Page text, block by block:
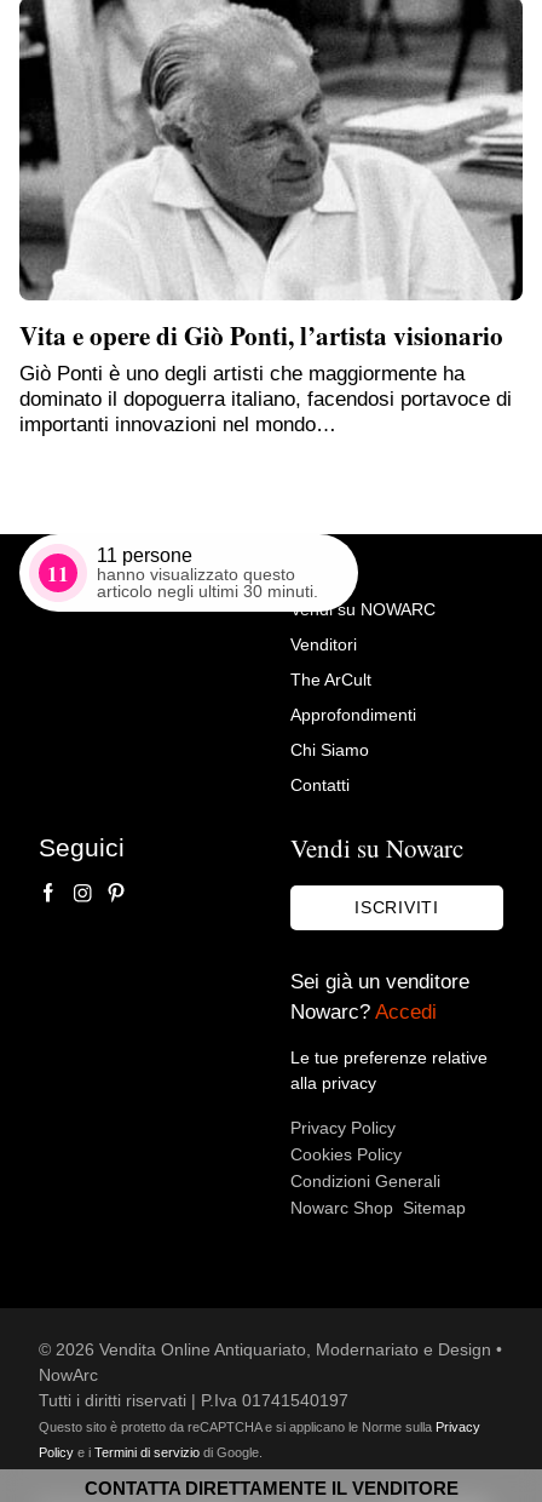
CONTATTA DIRETTAMENTE IL VENDITORE
Vita e opere di Giò Ponti, l’artista visionario
Giò Ponti è uno degli artisti che maggiormente ha
dominato il dopoguerra italiano, facendosi portavoce di
importanti innovazioni nel mondo…
11
11 persone
hanno visualizzato questo
articolo negli ultimi 30 minuti.
Richiedi Maggiori Info su
Pier Dandini
OPO srl
Accetto le condizioni sullaprivacy policy*.
Vendi su NOWARC
Venditori
The ArCult
Approfondimenti
Chi Siamo
Contatti
Seguici Vendi su Nowarc
ISCRIVITI
Sei già un venditore
Nowarc? Accedi
Le tue preferenze relative
alla privacy
Privacy Policy
Cookies Policy
Condizioni Generali
Nowarc Shop Sitemap
© 2026 Vendita Online Antiquariato, Modernariato e Design •
NowArc
Tutti i diritti riservati | P.Iva 01741540197
Questo sito è protetto da reCAPTCHA e si applicano le Norme sulla Privacy
Policy e i Termini di servizio di Google.